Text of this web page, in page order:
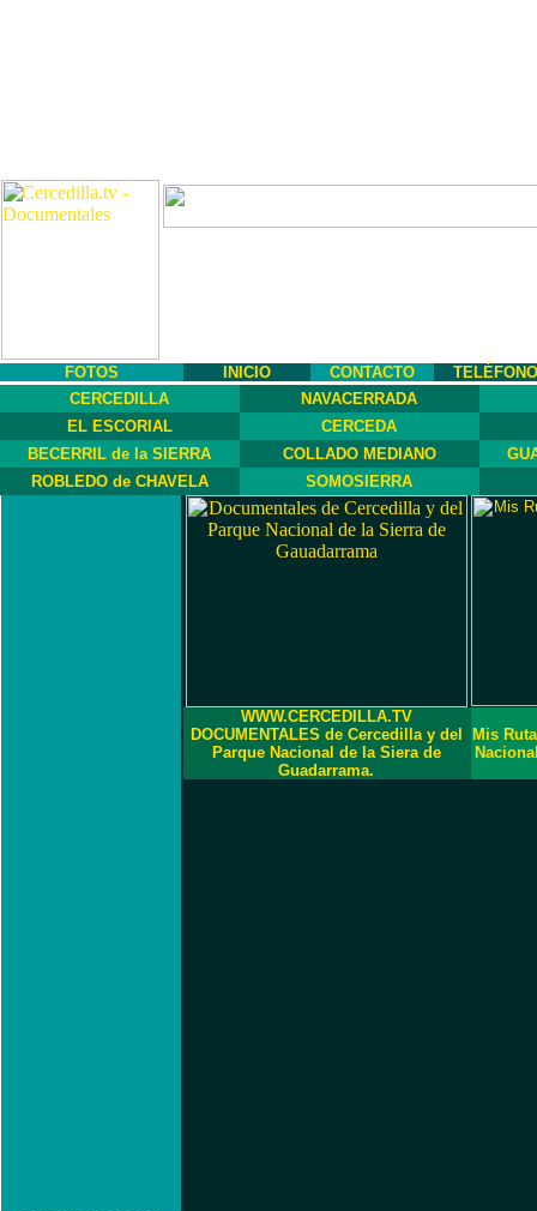
FOTOS INICIO CONTACTO
CERCEDILLA
NAVACERRADA
EL ESCORIAL
CERCEDA
BECERRIL de la SIERRA
COLLADO MEDIANO
ROBLEDO de CHAVELA
SOMOSIERRA
WWW.CERCEDILLA.TV
DOCUMENTALES de Cercedilla y del
Parque Nacional de la Siera de
Guadarrama.
Mis